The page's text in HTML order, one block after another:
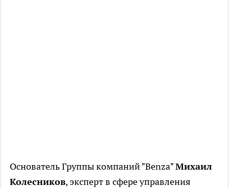
Основатель Группы компаний "Benza"Михаил
Колесников, эксперт в сфере управления